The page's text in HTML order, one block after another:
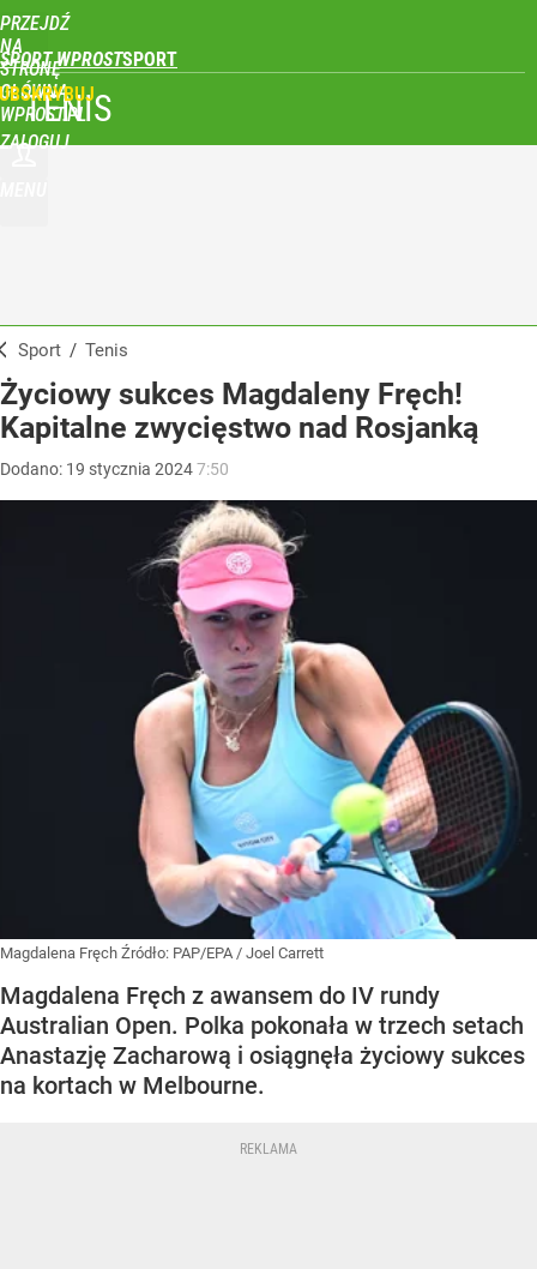
PRZEJDŹ
NA
STRONĘ
GŁÓWNĄ
WPROST.PL
SPORT WPROST
ZALOGUJ
TENIS
Sport / Tenis
Życiowy sukces Magdaleny Fręch!
Kapitalne zwycięstwo nad Rosjanką
Dodano: 19 stycznia 20247:50
Magdalena Fręch Źródło: PAP/EPA / Joel Carrett
Magdalena Fręch z awansem do IV rundy
Australian Open. Polka pokonała w trzech setach
Anastazję Zacharową i osiągnęła życiowy sukces
na kortach w Melbourne.